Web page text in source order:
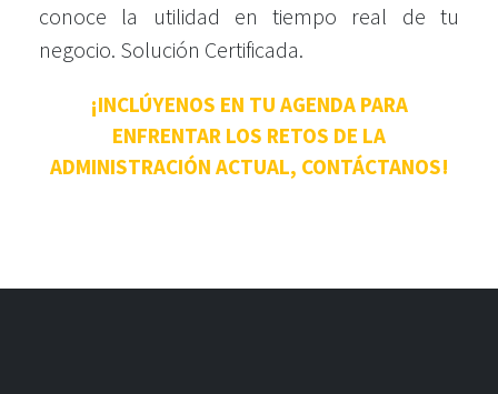
conoce la utilidad en tiempo real de tu
negocio. Solución Certificada.
¡INCLÚYENOS EN TU AGENDA PARA
ENFRENTAR LOS RETOS DE LA
ADMINISTRACIÓN ACTUAL, CONTÁCTANOS!